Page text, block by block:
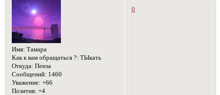
Имя: Тамара
Как к вам обращаться ?: ТЫкать
Откуда: Пенза
Сообщений: 1460
Уважение: +66
Позитив: +4
0